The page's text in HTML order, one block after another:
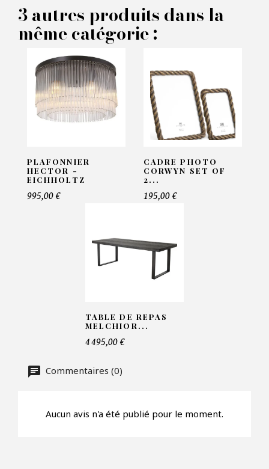
119426 - Eichholtz
VOS INFORMATIONS :
Nom*
Telephone*
Nombre de produit*
CAPTCHA
3 autres produits dans la
même catégorie :
PLAFONNIER
HECTOR -
EICHHOLTZ
995,00 €
CADRE PHOTO
CORWYN SET OF
2...
195,00 €
TABLE DE REPAS
MELCHIOR...
4 495,00 €
Commentaires (0)
Aucun avis n'a été publié pour le moment.